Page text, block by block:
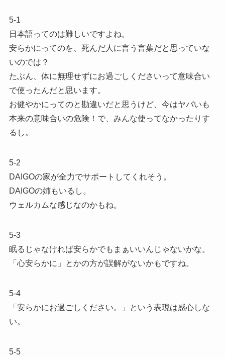
5-1
日本語ってのは難しいですよね。
安らかにってのを、死んだ人に言う言葉だと思っていな
いのでは？
たぶん、体に無理せずにお過ごしくださいって意味合い
で使ったんだと思います。
お健やかにってのと勘違いだと思うけど、今はヤバいも
本来の意味合いの危険！で、みんな使ってなかったりす
るし。
5-2
DAIGOの家が全力でサポートしてくれそう。
DAIGOの姉もいるし。
ウェルカムな感じなのかもね。
5-3
眠るじゃなければ安らかでもまぁいいんじゃないかな。
「心安らかに」とかの方が誤解がないかもですね。
5-4
「安らかにお過ごしください。」という表現は感心しな
い。
5-5